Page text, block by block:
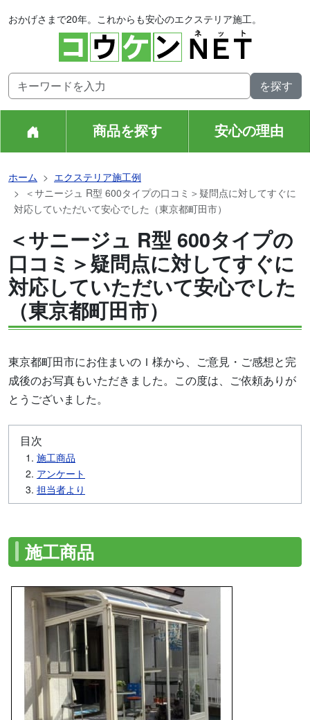
おかげさまで20年。これからも安心のエクステリア施工。
商品を探す 安心の理由
ホーム
エクステリア施工例
＜サニージュ R型 600タイプの口コミ＞疑問点に対してすぐに
対応していただいて安心でした（東京都町田市）
＜サニージュ R型 600タイプの
口コミ＞疑問点に対してすぐに
対応していただいて安心でした
（東京都町田市）
東京都町田市にお住まいのＩ様から、ご意見・ご感想と完
成後のお写真もいただきました。この度は、ご依頼ありが
とうございました。
目次
施工商品
アンケート
担当者より
施工商品